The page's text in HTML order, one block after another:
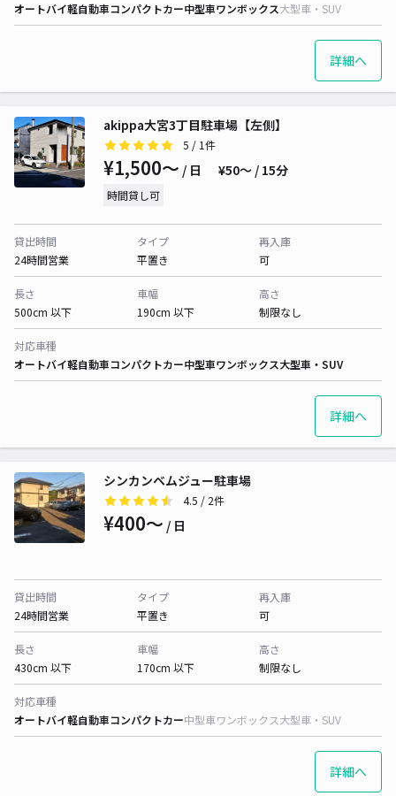
オートバイ軽自動車コンパクトカー中型車ワンボックス大型車・SUV
詳細へ
akippa大宮3丁目駐車場【左側】
5 / 1件
¥1,500〜 / 日 ¥50〜 / 15分
時間貸し可
貸出時間
24時間営業
タイプ
平置き
再入庫
可
長さ
500cm 以下
車幅
190cm 以下
高さ
制限なし
対応車種
オートバイ軽自動車コンパクトカー中型車ワンボックス大型車・SUV
詳細へ
シンカンベムジュー駐車場
4.5 / 2件
¥400〜 / 日
貸出時間
24時間営業
タイプ
平置き
再入庫
可
長さ
430cm 以下
車幅
170cm 以下
高さ
制限なし
対応車種
オートバイ軽自動車コンパクトカー中型車ワンボックス大型車・SUV
詳細へ